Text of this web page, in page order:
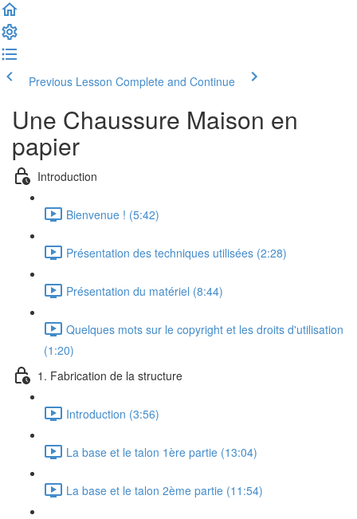
Previous Lesson Complete and Continue
Une Chaussure Maison en
papier
Introduction
Bienvenue ! (5:42)
Présentation des techniques utilisées (2:28)
Présentation du matériel (8:44)
Quelques mots sur le copyright et les droits d'utilisation
(1:20)
1. Fabrication de la structure
Introduction (3:56)
La base et le talon 1ère partie (13:04)
La base et le talon 2ème partie (11:54)